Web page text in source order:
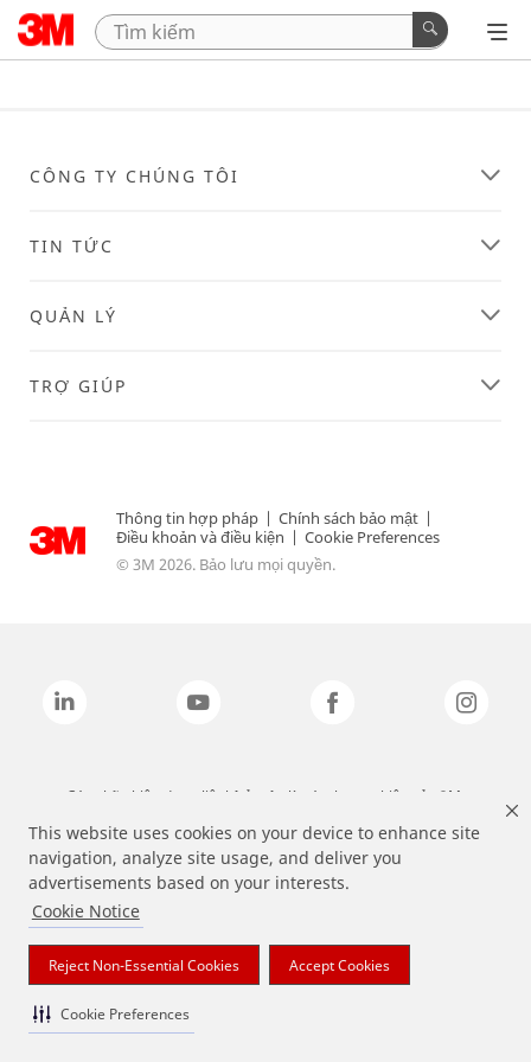
This website uses cookies on your device to enhance site
navigation, analyze site usage, and deliver you
advertisements based on your interests.
Cookie Notice
Reject Non-Essential Cookies Accept Cookies
Cookie Preferences
CÔNG TY CHÚNG TÔI
TIN TỨC
QUẢN LÝ
TRỢ GIÚP
Thông tin hợp pháp | Chính sách bảo mật |
Điều khoản và điều kiện | Cookie Preferences
© 3M 2026. Bảo lưu mọi quyền.
Các nhãn hiệu được liệt kê ở trên là các thương hiệu của 3M.